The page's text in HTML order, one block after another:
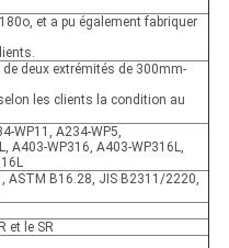
et a pu également fabriquer
deux extrémités de 300mm-
les clients la condition au
WP11, A234-WP5,
A403-WP316, A403-WP316L,
ASTM B16.28, JIS B2311/2220,
et le SR